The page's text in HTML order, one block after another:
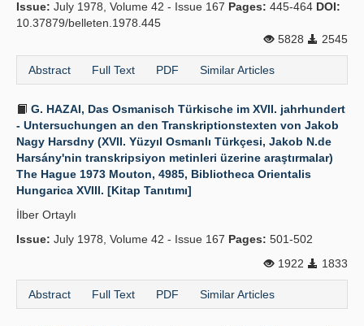
Issue: July 1978, Volume 42 - Issue 167 Pages: 445-464 DOI:
10.37879/belleten.1978.445
5828
2545
Abstract Full Text PDF Similar Articles
G. HAZAI, Das Osmanisch Türkische im XVII. jahrhundert
- Untersuchungen an den Transkriptionstexten von Jakob
Nagy Harsdny (XVII. Yüzyıl Osmanlı Türkçesi, Jakob N.de
Harsány'nin transkripsiyon metinleri üzerine araştırmalar)
The Hague 1973 Mouton, 4985, Bibliotheca Orientalis
Hungarica XVIII. [Kitap Tanıtımı]
İlber Ortaylı
Issue: July 1978, Volume 42 - Issue 167 Pages: 501-502
1922
1833
Abstract Full Text PDF Similar Articles